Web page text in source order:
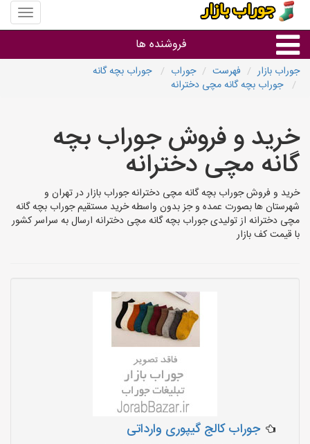
منوی
سایت
بازار
فروشنده ها
گروه ها
جوراب بازار فهرست جوراب
جوراب بچه گانه
جوراب بچه گانه مچی دخترانه
خرید و فروش جوراب بچه
گانه مچی دخترانه
خرید و فروش جوراب بچه گانه مچی دخترانه جوراب بازار در تهران و
شهرستان ها بصورت عمده و جز بدون واسطه خرید مستقیم جوراب بچه گانه
مچی دخترانه از تولیدی جوراب بچه گانه مچی دخترانه ارسال به سراسر کشور
با قیمت کف بازار
جوراب کالج گیپوری وارداتی